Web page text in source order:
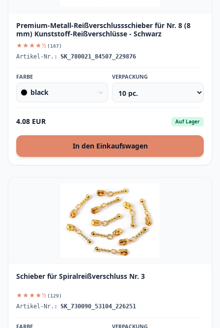
Premium-Metall-Reißverschlussschieber für Nr. 8 (8
mm) Kunststoff-Reißverschlüsse - Schwarz
★★★★½ (167)
Artikel-Nr.: SK_780021_84507_229876
FARBE
black
VERPACKUNG
4.08 EUR Auf Lager
In den Einkaufswagen
Schieber für Spiralreißverschluss Nr. 3
★★★★½ (129)
Artikel-Nr.: SK_730090_53104_226251
FARBE VERPACKUNG